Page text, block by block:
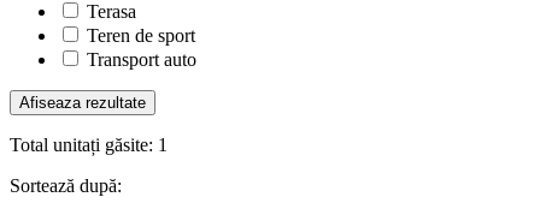
Terasa
Teren de sport
Transport auto
Total unitați găsite: 1
Sortează după: